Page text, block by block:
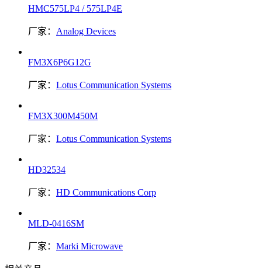
HMC575LP4 / 575LP4E
厂家： Analog Devices
FM3X6P6G12G
厂家： Lotus Communication Systems
FM3X300M450M
厂家： Lotus Communication Systems
HD32534
厂家： HD Communications Corp
MLD-0416SM
厂家： Marki Microwave